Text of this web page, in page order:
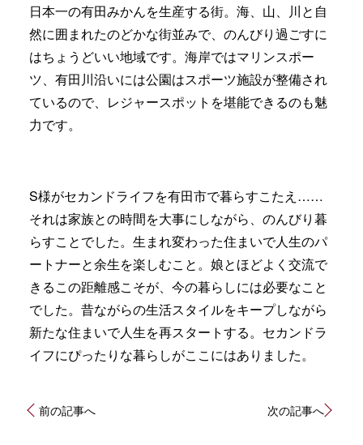
日本一の有田みかんを生産する街。海、山、川と自
然に囲まれたのどかな街並みで、のんびり過ごすに
はちょうどいい地域です。海岸ではマリンスポー
ツ、有田川沿いには公園はスポーツ施設が整備され
ているので、レジャースポットを堪能できるのも魅
力です。
S様がセカンドライフを有田市で暮らすこたえ……
それは家族との時間を大事にしながら、のんびり暮
らすことでした。生まれ変わった住まいで人生のパ
ートナーと余生を楽しむこと。娘とほどよく交流で
きるこの距離感こそが、今の暮らしには必要なこと
でした。昔ながらの生活スタイルをキープしながら
新たな住まいで人生を再スタートする。セカンドラ
イフにぴったりな暮らしがここにはありました。
投
稿
前の記事へ 次の記事へ